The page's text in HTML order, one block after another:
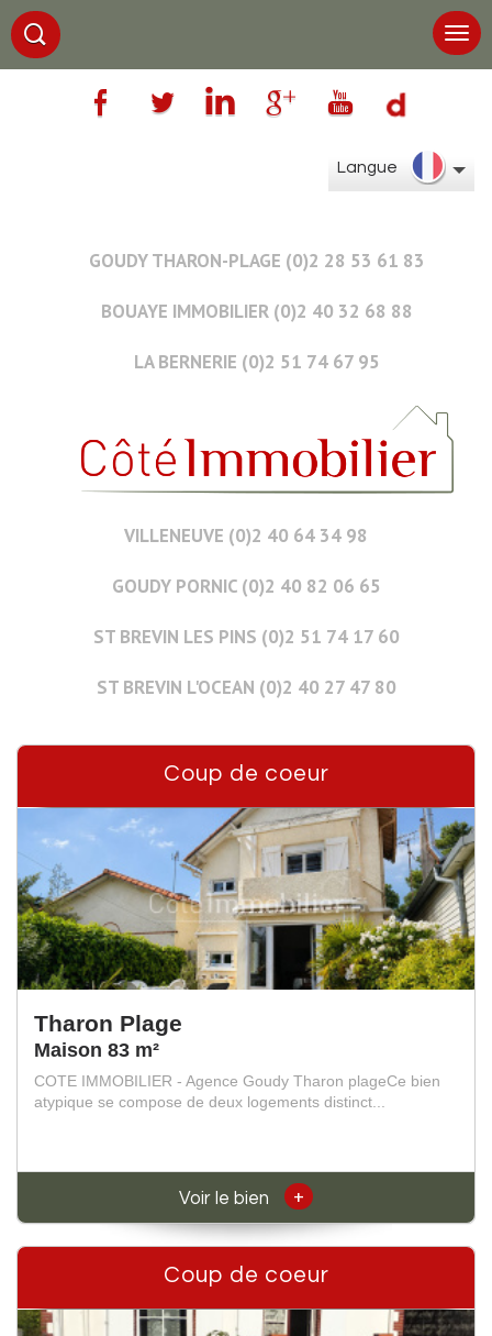
Langue
GOUDY THARON-PLAGE (0)2 28 53 61 83
BOUAYE IMMOBILIER (0)2 40 32 68 88
LA BERNERIE (0)2 51 74 67 95
VILLENEUVE (0)2 40 64 34 98
GOUDY PORNIC (0)2 40 82 06 65
ST BREVIN LES PINS (0)2 51 74 17 60
ST BREVIN L'OCEAN (0)2 40 27 47 80
Coup de coeur
Tharon Plage
Maison 83 m²
COTE IMMOBILIER - Agence Goudy Tharon plageCe bien
atypique se compose de deux logements distinct...
Voir le bien +
Coup de coeur